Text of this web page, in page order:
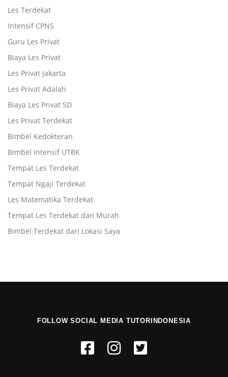
Les Terdekat
Intensif CPNS
Guru Les Privat
Biaya Les Privat
Les Privat Jakarta
Les Privat Adalah
Biaya Les Privat SD
Les Privat Terdekat
Bimbel Kedokteran
Bimbel Intensif UTBK
Tempat Les Terdekat
Tempat Ngaji Terdekat
Les Matematika Terdekat
Tempat Les Terdekat dan Murah
Bimbel Terdekat dari Lokasi Saya
FOLLOW SOCIAL MEDIA TUTORINDONESIA